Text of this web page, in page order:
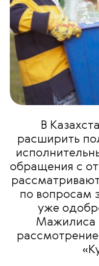
В
расширить
обращения с
по вопросам
уже
Мажилиса